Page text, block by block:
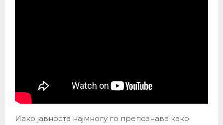
Иако јавноста најмногу го препознава како